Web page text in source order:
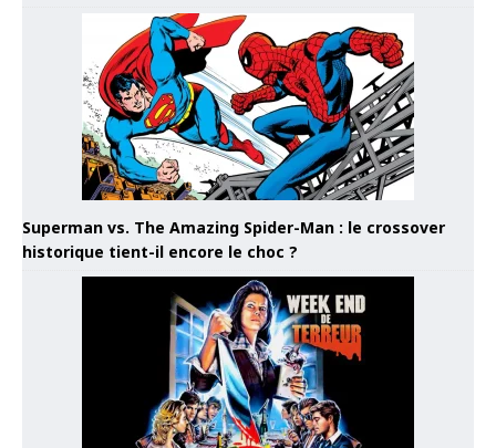
Superman vs. The Amazing Spider-Man : le crossover
historique tient-il encore le choc ?